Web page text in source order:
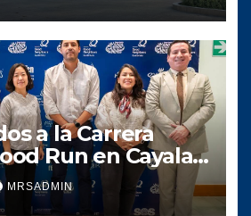
a la Carrera
Run en Cayala
a las niñas de La
MRSADMIN